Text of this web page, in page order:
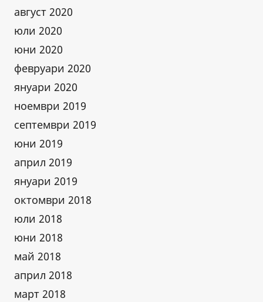
август 2020
юли 2020
юни 2020
февруари 2020
януари 2020
ноември 2019
септември 2019
юни 2019
април 2019
януари 2019
октомври 2018
юли 2018
юни 2018
май 2018
април 2018
март 2018